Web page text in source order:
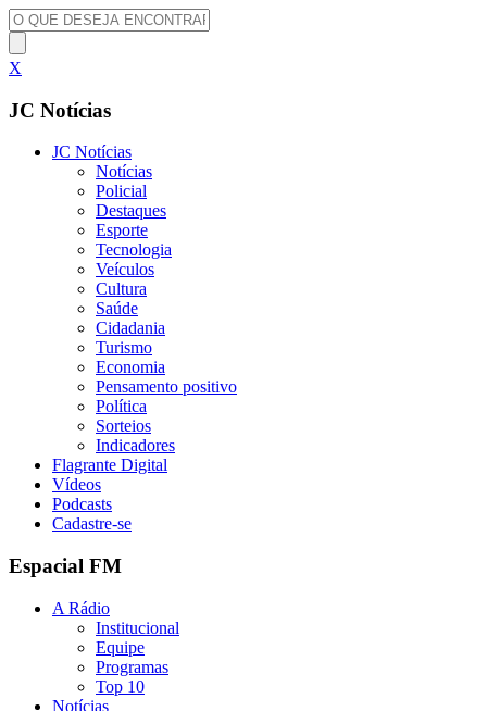
X
JC Notícias
JC Notícias
Notícias
Policial
Destaques
Esporte
Tecnologia
Veículos
Cultura
Saúde
Cidadania
Turismo
Economia
Pensamento positivo
Política
Sorteios
Indicadores
Flagrante Digital
Vídeos
Podcasts
Cadastre-se
Espacial FM
A Rádio
Institucional
Equipe
Programas
Top 10
Notícias